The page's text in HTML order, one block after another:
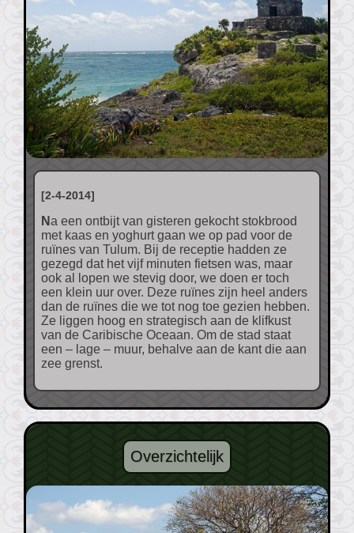
[2-4-2014]
Na een ontbijt van gisteren gekocht stokbrood
met kaas en yoghurt gaan we op pad voor de
ruïnes van Tulum. Bij de receptie hadden ze
gezegd dat het vijf minuten fietsen was, maar
ook al lopen we stevig door, we doen er toch
een klein uur over. Deze ruïnes zijn heel anders
dan de ruïnes die we tot nog toe gezien hebben.
Ze liggen hoog en strategisch aan de klifkust
van de Caribische Oceaan. Om de stad staat
een – lage – muur, behalve aan de kant die aan
zee grenst.
Overzichtelijk